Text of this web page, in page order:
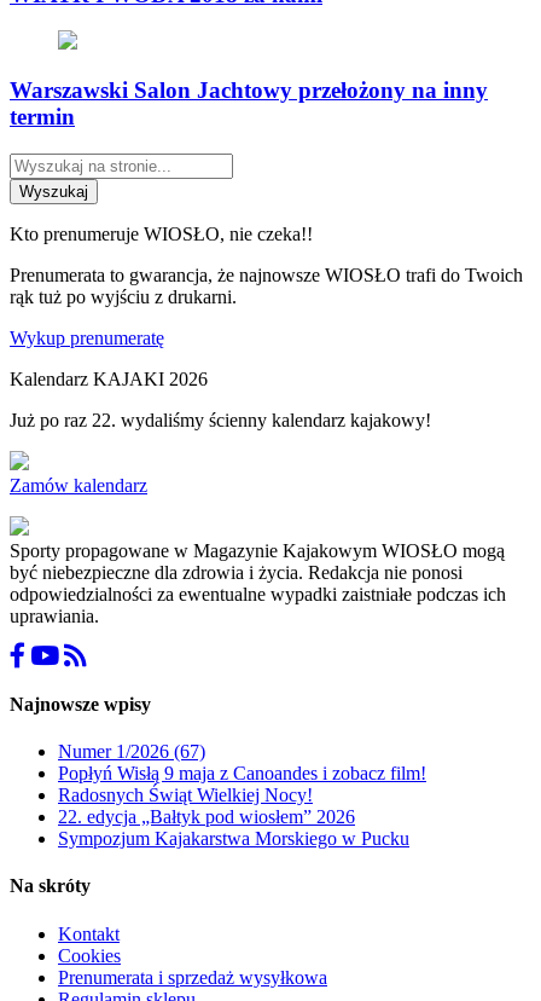
Warszawski Salon Jachtowy przełożony na inny
termin
Wyszukaj
Kto prenumeruje WIOSŁO, nie czeka!!
Prenumerata to gwarancja, że najnowsze WIOSŁO trafi do Twoich
rąk tuż po wyjściu z drukarni.
Wykup prenumeratę
Kalendarz KAJAKI 2026
Już po raz 22. wydaliśmy ścienny kalendarz kajakowy!
Zamów kalendarz
Sporty propagowane w Magazynie Kajakowym WIOSŁO mogą
być niebezpieczne dla zdrowia i życia. Redakcja nie ponosi
odpowiedzialności za ewentualne wypadki zaistniałe podczas ich
uprawiania.
Najnowsze wpisy
Numer 1/2026 (67)
Popłyń Wisłą 9 maja z Canoandes i zobacz film!
Radosnych Świąt Wielkiej Nocy!
22. edycja „Bałtyk pod wiosłem” 2026
Sympozjum Kajakarstwa Morskiego w Pucku
Na skróty
Kontakt
Cookies
Prenumerata i sprzedaż wysyłkowa